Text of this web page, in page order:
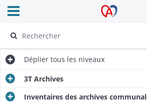
Archives Alsace -
Ouvrir le menu déroulant
Déplier tous les niveaux
3T Archives
Inventaires des archives